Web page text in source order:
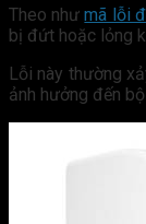
Theo nhưmã lỗi
bị đứt hoặc lỏng
Lỗi này thường
ảnh hưởng đến